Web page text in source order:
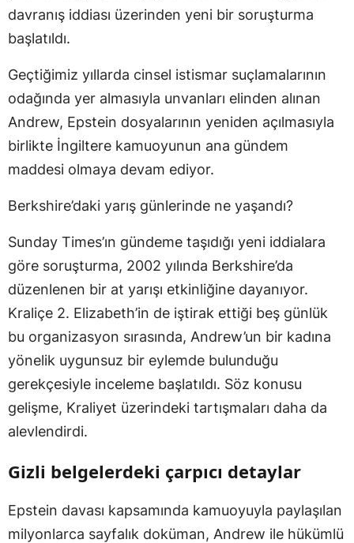
davranış iddiası üzerinden yeni bir soruşturma
başlatıldı.
Geçtiğimiz yıllarda cinsel istismar suçlamalarının
odağında yer almasıyla unvanları elinden alınan
Andrew, Epstein dosyalarının yeniden açılmasıyla
birlikte İngiltere kamuoyunun ana gündem
maddesi olmaya devam ediyor.
Berkshire’daki yarış günlerinde ne yaşandı?
Sunday Times’ın gündeme taşıdığı yeni iddialara
göre soruşturma, 2002 yılında Berkshire’da
düzenlenen bir at yarışı etkinliğine dayanıyor.
Kraliçe 2. Elizabeth’in de iştirak ettiği beş günlük
bu organizasyon sırasında, Andrew’un bir kadına
yönelik uygunsuz bir eylemde bulunduğu
gerekçesiyle inceleme başlatıldı. Söz konusu
gelişme, Kraliyet üzerindeki tartışmaları daha da
alevlendirdi.
Gizli belgelerdeki çarpıcı detaylar
Epstein davası kapsamında kamuoyuyla paylaşılan
milyonlarca sayfalık doküman, Andrew ile hükümlü